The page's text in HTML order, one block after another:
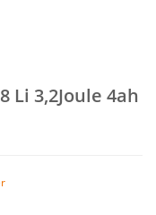
Li 3,2Joule 4ah